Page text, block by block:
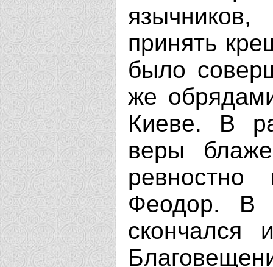
принять
было
же
Киеве. В
веры
Феодор. В
скончался